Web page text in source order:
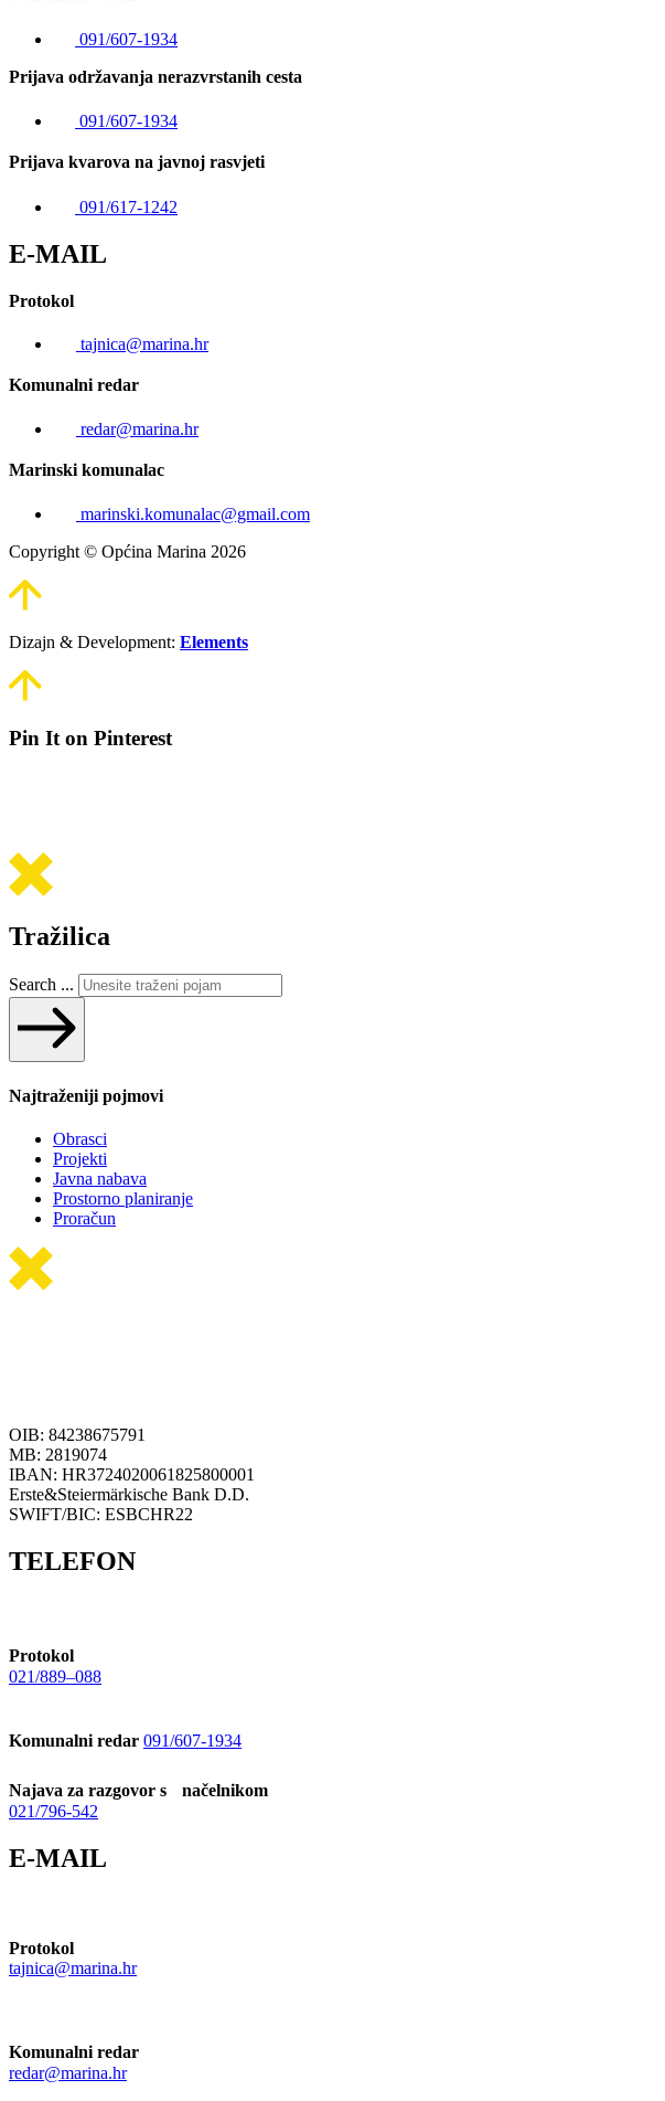
091/607-1934
Prijava održavanja nerazvrstanih cesta
091/607-1934
Prijava kvarova na javnoj rasvjeti
091/617-1242
E-MAIL
Protokol
tajnica@marina.hr
Komunalni redar
redar@marina.hr
Marinski komunalac
marinski.komunalac@gmail.com
Copyright © Općina Marina 2026
Dizajn & Development: Elements
Pin It on Pinterest
Tražilica
Search ...
Najtraženiji pojmovi
Obrasci
Projekti
Javna nabava
Prostorno planiranje
Proračun
OIB: 84238675791
MB: 2819074
IBAN: HR3724020061825800001
Erste&Steiermärkische Bank D.D.
SWIFT/BIC: ESBCHR22
TELEFON
Protokol
021/889–088
Komunalni redar 091/607-1934
Najava za razgovor s načelnikom
021/796-542
E-MAIL
Protokol
tajnica@marina.hr
Komunalni redar
redar@marina.hr